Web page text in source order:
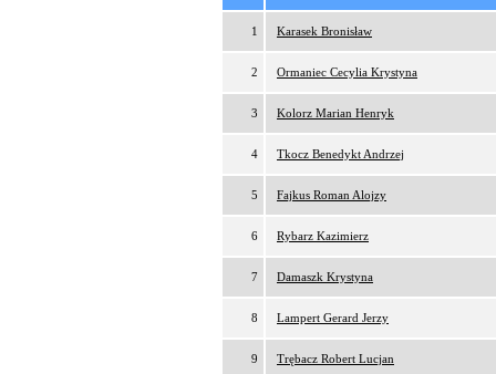
1 Karasek Bronisław
2 Ormaniec Cecylia Krystyna
3 Kolorz Marian Henryk
4 Tkocz Benedykt Andrzej
5 Fajkus Roman Alojzy
6 Rybarz Kazimierz
7 Damaszk Krystyna
8 Lampert Gerard Jerzy
9 Trębacz Robert Lucjan